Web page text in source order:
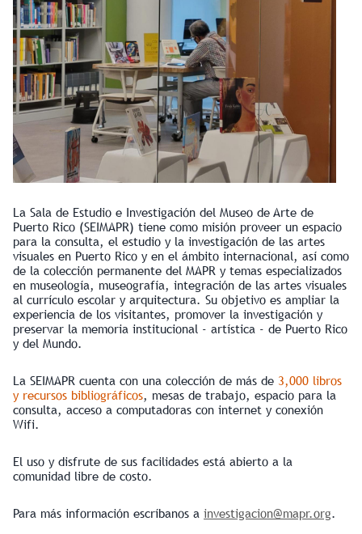
La Sala de Estudio e Investigación del Museo de Arte de
Puerto Rico (SEIMAPR) tiene como misión proveer un espacio
para la consulta, el estudio y la investigación de las artes
visuales en Puerto Rico y en el ámbito internacional, así como
de la colección permanente del MAPR y temas especializados
en museología, museografía, integración de las artes visuales
al currículo escolar y arquitectura. Su objetivo es ampliar la
experiencia de los visitantes, promover la investigación y
preservar la memoria institucional - artística - de Puerto Rico
y del Mundo.
La SEIMAPR cuenta con una colección de más de 3,000 libros
y recursos bibliográficos, mesas de trabajo, espacio para la
consulta, acceso a computadoras con internet y conexión
Wifi.
El uso y disfrute de sus facilidades está abierto a la
comunidad libre de costo.
Para más información escríbanos a investigacion@mapr.org.